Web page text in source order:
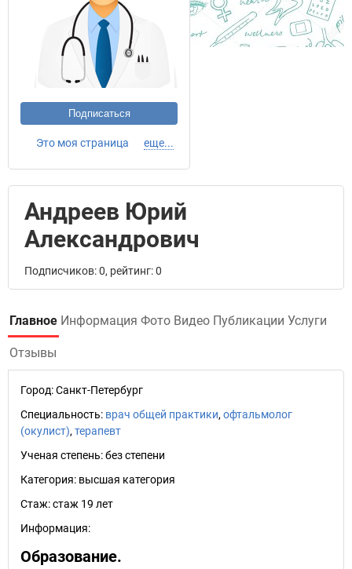
Подписаться
Это моя страница еще...
Андреев Юрий
Александрович
Подписчиков: 0, рейтинг: 0
Главное Информация Фото Видео Публикации Услуги
Отзывы
Город:Санкт-Петербург
Специальность: врач общей практики, офтальмолог
(окулист), терапевт
Ученая степень:без степени
Категория: высшая категория
Стаж:стаж 19 лет
Информация:
Образование.